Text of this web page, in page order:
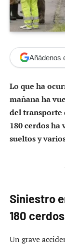
Añádenos
Lo que ha
mañana ha
del transporte
180 cerdos ha
sueltos y
Siniestro
180
Un grave